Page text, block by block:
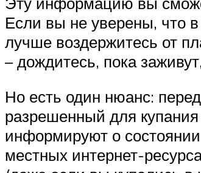
Если вы не уверены, что
лучше воздержитесь от
– дождитесь, пока
Но есть один нюанс:
разрешенный для
информируют о
местных интернет-